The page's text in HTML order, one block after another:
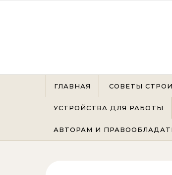
ГЛАВНАЯ СОВЕТЫ
УСТРОЙСТВА ДЛЯ РАБОТЫ
АВТОРАМ И